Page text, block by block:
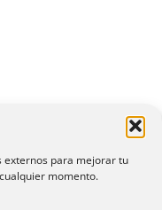
externos para mejorar tu
momento.